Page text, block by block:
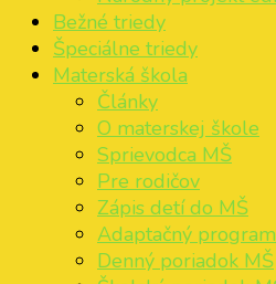
Bežné triedy
Špeciálne triedy
Materská škola
Články
O materskej škole
Sprievodca MŠ
Pre rodičov
Zápis detí do MŠ
Adaptačný
Denný poriadok MŠ